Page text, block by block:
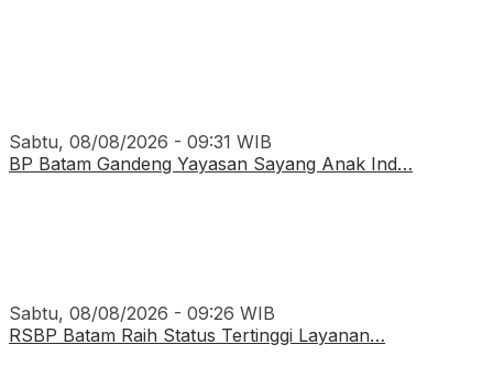
Sabtu, 08/08/2026 - 09:31 WIB
BP Batam Gandeng Yayasan Sayang Anak Ind…
Sabtu, 08/08/2026 - 09:26 WIB
RSBP Batam Raih Status Tertinggi Layanan…